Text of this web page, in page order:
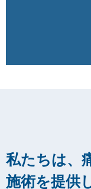
私たちは、
施術を提供